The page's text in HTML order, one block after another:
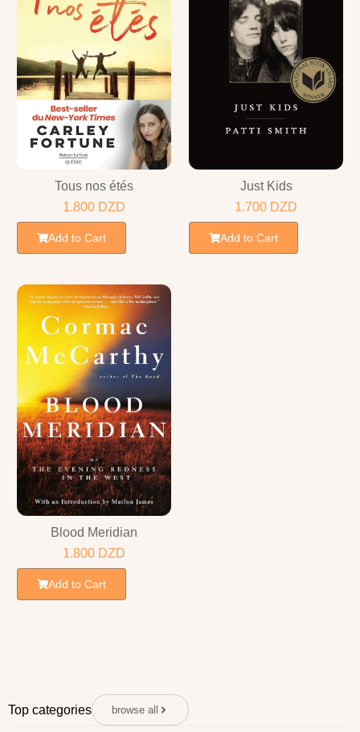
Tous nos étés
1.800 DZD
Add to Cart
Just Kids
1.700 DZD
Add to Cart
Blood Meridian
1.800 DZD
Add to Cart
Top categories browse all